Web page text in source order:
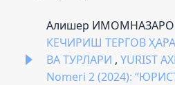
Алишер
КЕЧИРИШ ТЕРГОВ
ВА ТУРЛАРИ , YURIST
Nomeri 2 (2024):